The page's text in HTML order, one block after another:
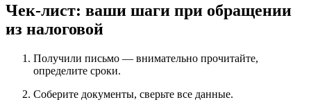
Чек-лист: ваши шаги при обращении
из налоговой
Получили письмо — внимательно прочитайте,
определите сроки.
Соберите документы, сверьте все данные.